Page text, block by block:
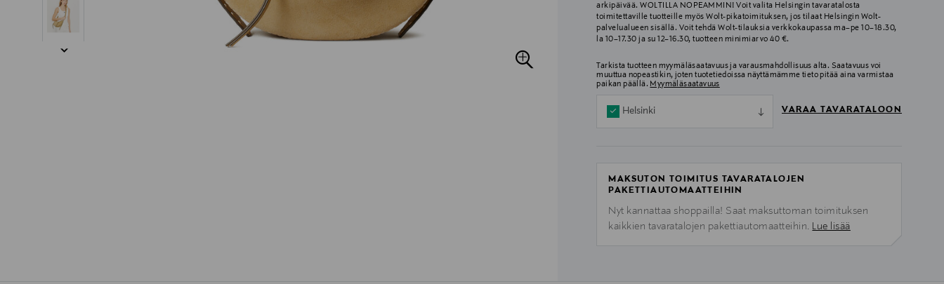
arkipäivää. WOLTILLA NOPEAMMIN! Voit valita Helsingin tavaratalosta
toimitettaville tuotteille myös Wolt-pikatoimituksen, jos tilaat Helsingin Wolt-
palvelualueen sisällä. Voit tehdä Wolt-tilauksia verkkokaupassa ma–pe 10–18.30,
la 10–17.30 ja su 12–16.30, tuotteen minimiarvo 40 €.
Tarkista tuotteen myymäläsaatavuus ja varausmahdollisuus alta. Saatavuus voi
muuttua nopeastikin, joten tuotetiedoissa näyttämämme tieto pitää aina varmistaa
paikan päällä. Myymäläsaatavuus
Helsinki VARAA TAVARATALOON
MAKSUTON TOIMITUS TAVARATALOJEN
PAKETTIAUTOMAATTEIHIN
Nyt kannattaa shoppailla! Saat maksuttoman toimituksen
kaikkien tavaratalojen pakettiautomaatteihin. Lue lisää